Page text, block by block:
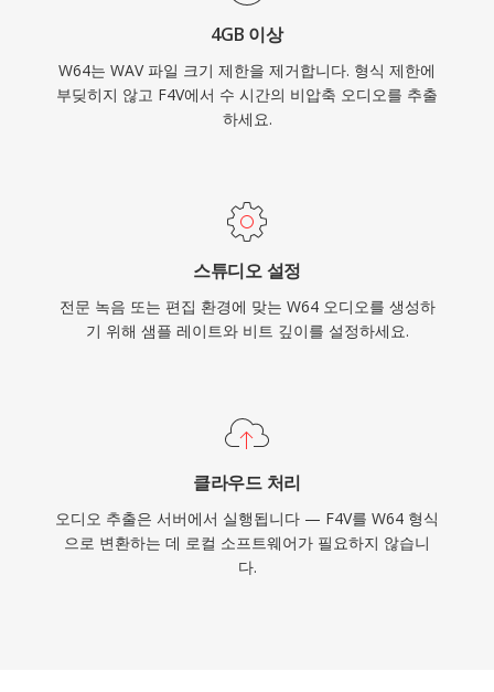
4GB 이상
W64는 WAV 파일 크기 제한을 제거합니다. 형식 제한에
부딪히지 않고 F4V에서 수 시간의 비압축 오디오를 추출
하세요.
스튜디오 설정
전문 녹음 또는 편집 환경에 맞는 W64 오디오를 생성하
기 위해 샘플 레이트와 비트 깊이를 설정하세요.
클라우드 처리
오디오 추출은 서버에서 실행됩니다 — F4V를 W64 형식
으로 변환하는 데 로컬 소프트웨어가 필요하지 않습니
다.